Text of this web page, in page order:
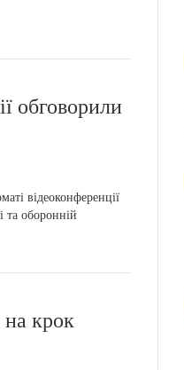
обговорили
відеоконференції
та оборонній
крок